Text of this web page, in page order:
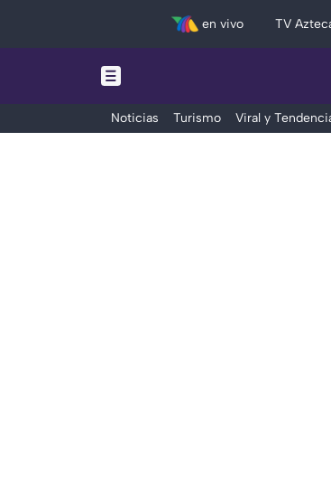
en vivo TV
Noticias Turismo Viral y